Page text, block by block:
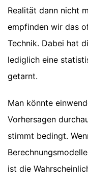
Realität dann nicht
empfinden wir das
Technik. Dabei hat
lediglich eine
getarnt.
Man könnte
Vorhersagen
stimmt bedingt.
ist die